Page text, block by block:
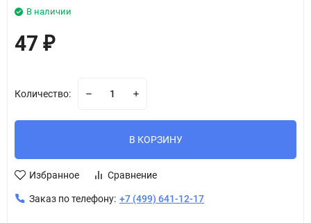
В наличии
47 ₽
Количество:
В КОРЗИНУ
Избранное Сравнение
Заказ по телефону: +7 (499) 641-12-17